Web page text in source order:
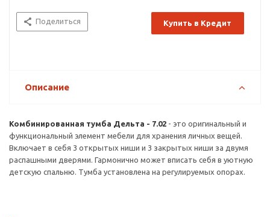
Поделиться Купить в Кредит
Описание
Комбинированная тумба Дельта - 7.02 - это оригинальный и
функциональный элемент мебели для хранения личных вещей.
Включает в себя 3 открытых ниши и 3 закрытых ниши за двумя
распашными дверями. Гармонично может вписать себя в уютную
детскую спальню. Тумба установлена на регулируемых опорах.